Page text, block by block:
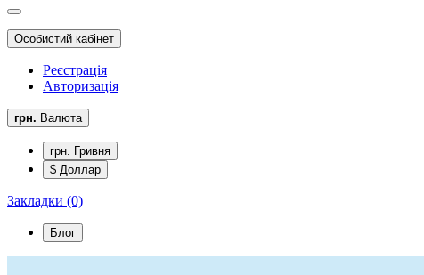
Особистий кабінет
Реєстрація
Авторизація
грн. Валюта
грн. Гривня
$ Доллар
Закладки (0)
Блог